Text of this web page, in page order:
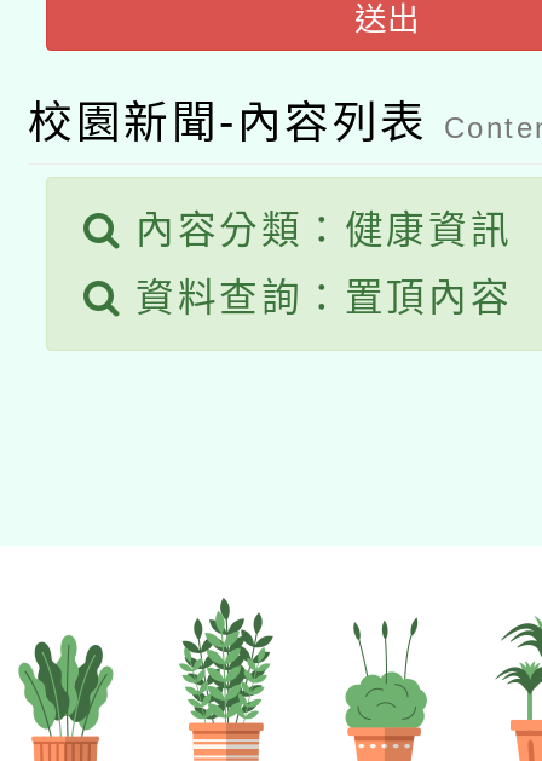
用水績優單位及節水達
動」
桃園市孔廟祈福系列
開 智慧啟航」
2026年桃園地景藝術
送出
校園新聞-內容列表
內容分類：健康資訊
資料查詢：置頂內容